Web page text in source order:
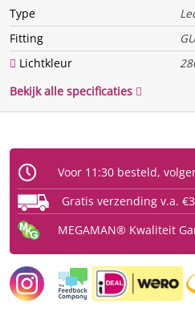
Dimbaar
Ja
Bewegingssensor
Nee
Fysiek
Type
Fitting
GU10
Type glas
Vorm
spot
Beschermingsgraad (IP)
IP20
Licht
Type
Fitting
Lichtkleur
Bekijk alle specificaties
Voor 11:30 besteld,
Gratis verzending v.a.
MEGAMAN® Kwaliteit